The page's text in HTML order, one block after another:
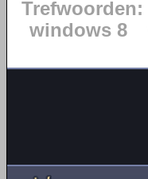
Trefwoorden:
windows 8